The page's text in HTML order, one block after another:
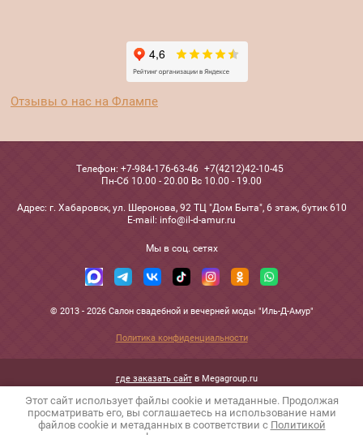
Отзывы о нас на Флампе
Телефон: +7-984-176-63-46 +7(4212)42-10-45
Пн-Сб 10.00 - 20.00 Вс 10.00 - 19.00
Адрес: г. Хабаровск, ул. Шеронова, 92 ТЦ "Дом Быта", 6 этаж, бутик 610
Е-mail: info@il-d-amur.ru
Мы в соц. сетях
© 2013 - 2026 Салон свадебной и вечерней моды "Иль-Д-Амур"
Политика конфиденциальности
где заказать сайтв Megagroup.ru
Этот сайт использует файлы cookie и метаданные. Продолжая
просматривать его, вы соглашаетесь на использование нами
файлов cookie и метаданных в соответствии с Политикой